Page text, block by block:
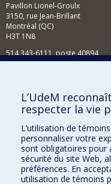
Pavillon Lionel-Groulx
3150, rue Jean-Brillant
Montréal (QC)
H3T 1N8
514 343-6111, poste 40894
Comment soutenir l'École?
BESOIN D'AIDE?
Plan du site
Signaler une erreur
Accessibilité
L’UdeM
respecter la vie
L’utilisation de
personnaliser votre
sont obligatoires pour
sécurité du site Web,
préférences. En
utilisation de témoins